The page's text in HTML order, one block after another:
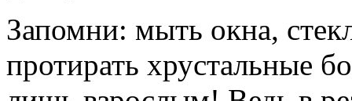
Запомни: мыть окна,
протирать хрустальные